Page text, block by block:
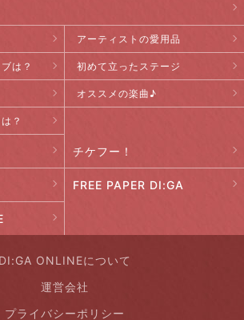
アーティストの愛用品
は？ 初めて立ったステージ
オススメの楽曲♪
？
チケフー！
FREE PAPER DI:GA
DI:GA ONLINEについて
運営会社
プライバシーポリシー